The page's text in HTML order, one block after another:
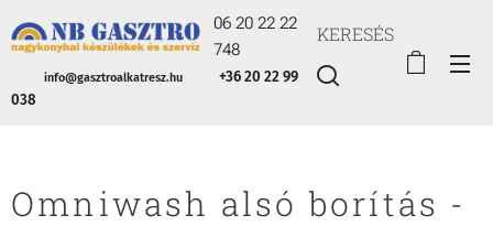
06 20 22 22
748
info@gasztroalkatresz.hu
+36 20 22 99
038
KERESÉS
Omniwash alsó borítás -